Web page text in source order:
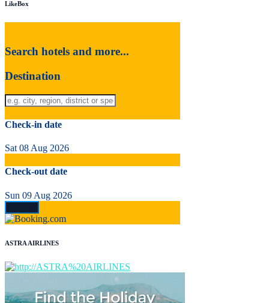
LikeBox
Search hotels and more...
Destination
Check-in date
Sat 08 Aug 2026
Check-out date
Sun 09 Aug 2026
ASTRA AIRLINES